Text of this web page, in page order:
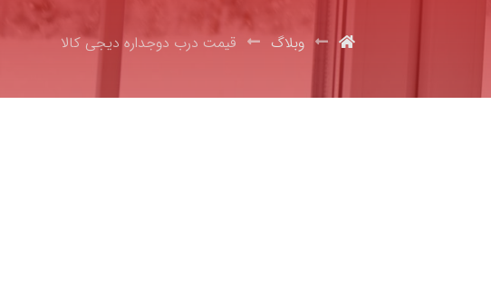
وبلاگ قیمت درب دوجداره دیجی کالا